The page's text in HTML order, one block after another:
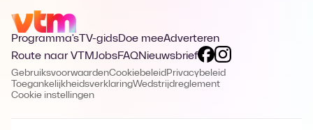
Programma's TV-gidsDoe meeAdverteren
Route naar VTMJobsFAQNieuwsbrief
GebruiksvoorwaardenCookiebeleid Privacybeleid
ToegankelijkheidsverklaringWedstrijdreglement
Cookie instellingen